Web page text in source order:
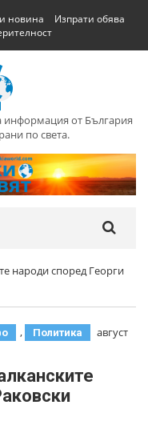
новина
Изпрати обява
информация от България
по света.
народи според Георги
, Политика
август